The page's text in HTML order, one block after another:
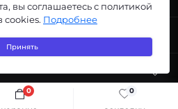
0
0
Купить
пошив
Тираспольская 3, центр
вы соглашаетесь с политикой
cookies. Подробнее
Принять